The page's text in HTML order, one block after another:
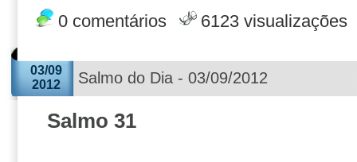
0 comentários 6123 visualizações
03/09
2012
Salmo do Dia - 03/09/2012
Salmo 31